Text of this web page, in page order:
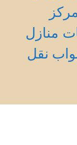
منازل
نقل